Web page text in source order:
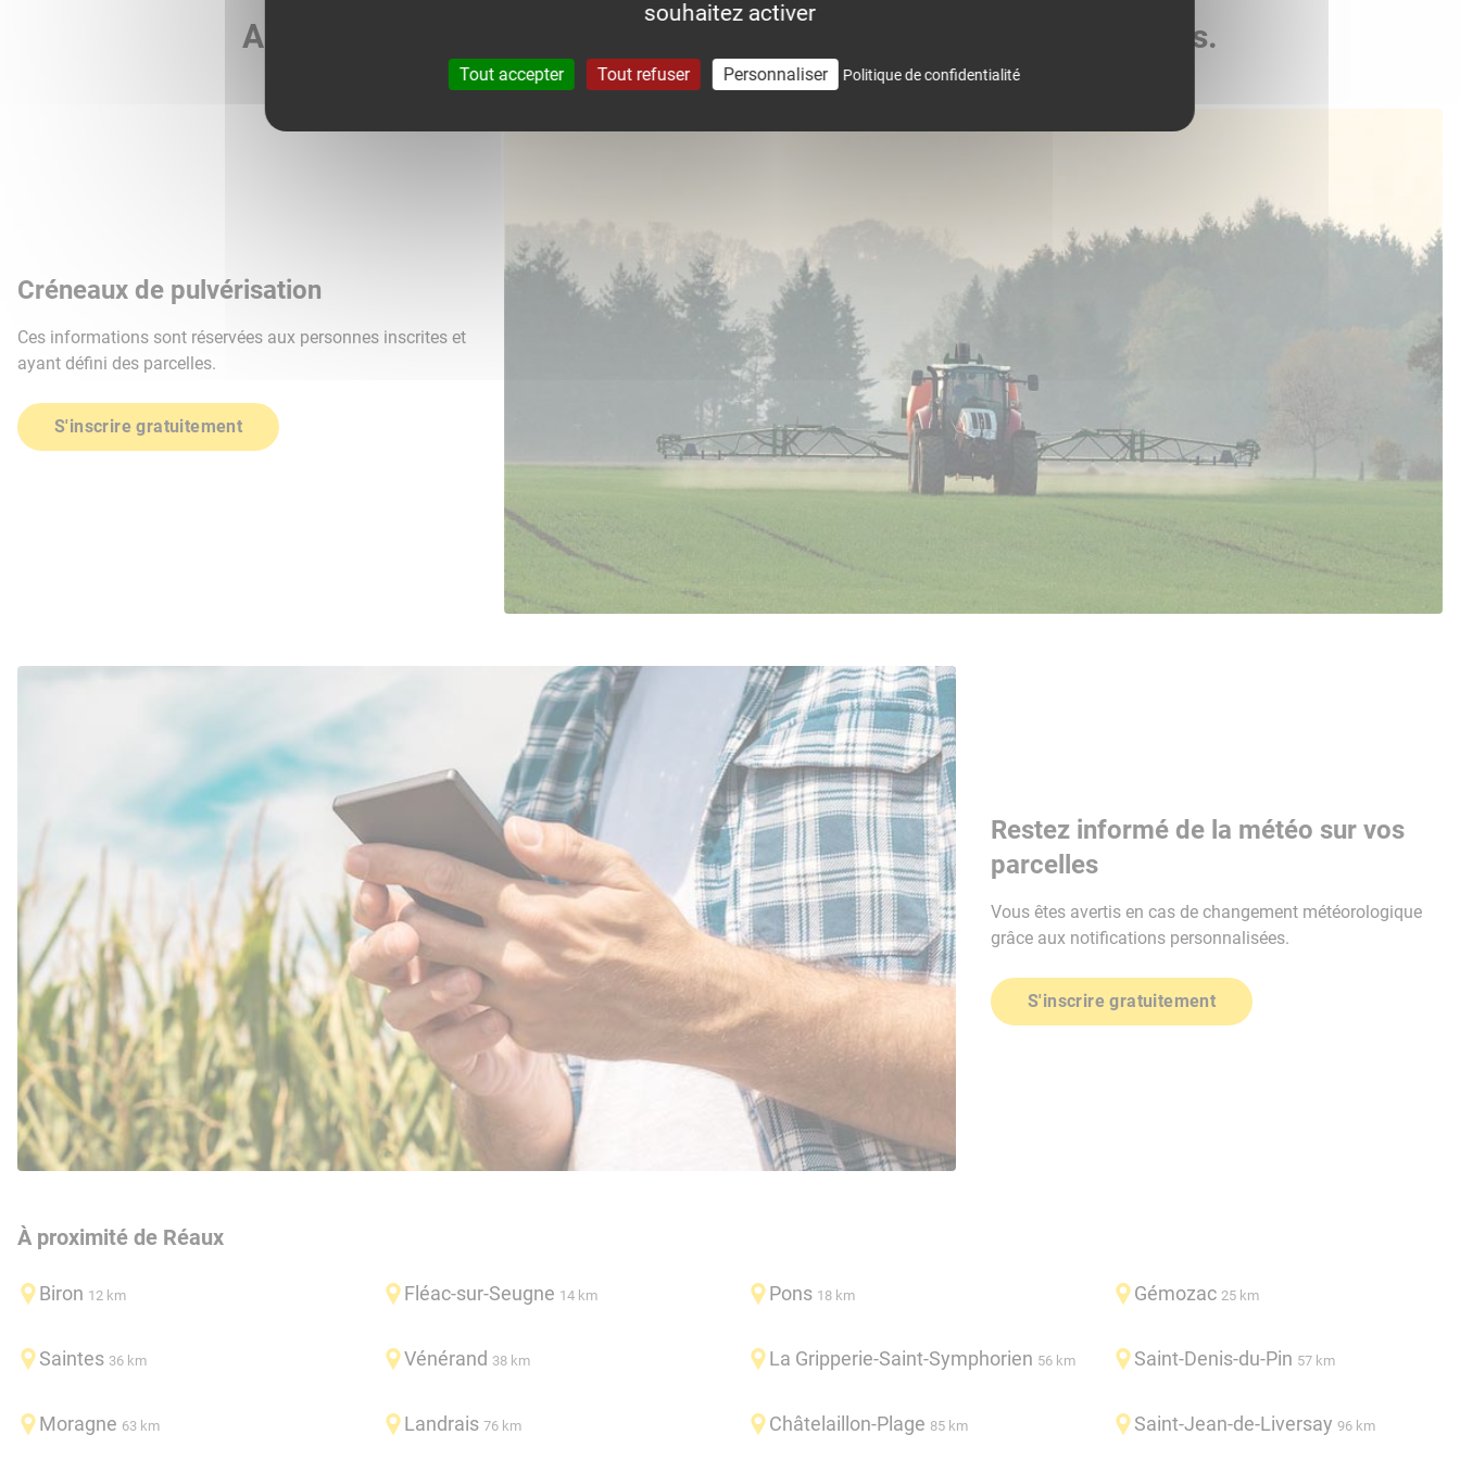
Agri météo vous accompagne dans le suivi météo de vos parcelles.
Créneaux de pulvérisation
Ces informations sont réservées aux personnes inscrites et
ayant défini des parcelles.
S'inscrire gratuitement
Restez informé de la météo sur vos
parcelles
Vous êtes avertis en cas de changement météorologique
grâce aux notifications personnalisées.
S'inscrire gratuitement
À proximité de Réaux
Biron 12 km Fléac-sur-Seugne 14 km Pons 18 km Gémozac 25 km
Saintes 36 km Vénérand 38 km La Gripperie-Saint-Symphorien 56 km Saint-Denis-du-Pin 57 km
Moragne 63 km Landrais 76 km Châtelaillon-Plage 85 km Saint-Jean-de-Liversay 96 km
souhaitez activer
Tout accepter Tout refuser Personnaliser Politique de confidentialité